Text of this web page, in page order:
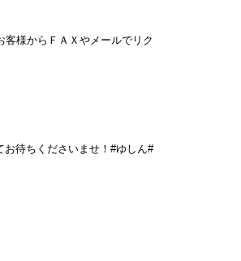
様からＦＡＸやメールでリク
待ちくださいませ！#ゆしん#